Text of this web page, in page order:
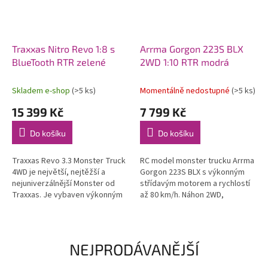
Traxxas Nitro Revo 1:8 s
BlueTooth RTR zelené
Skladem e-shop (>5 ks)
15 399 Kč
Do košíku
Traxxas Revo 3.3 Monster Truck
4WD je největší, nejtěžší a
nejuniverzálnější Monster od
Traxxas. Je vybaven výkonným
Arrma Gorgon 223S BLX
2WD 1:10 RTR modrá
Momentálně nedostupné (>5 ks)
7 799 Kč
Do košíku
RC model monster trucku Arrma
Gorgon 223S BLX s výkonným
střídavým motorem a rychlostí
až 80 km/h. Náhon 2WD,
NEJPRODÁVANĚJŠÍ